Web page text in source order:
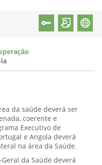
da saúde deverá ser
coerente e
Executivo de
e Angola deverá
na área da Saúde.
da Saúde deverá